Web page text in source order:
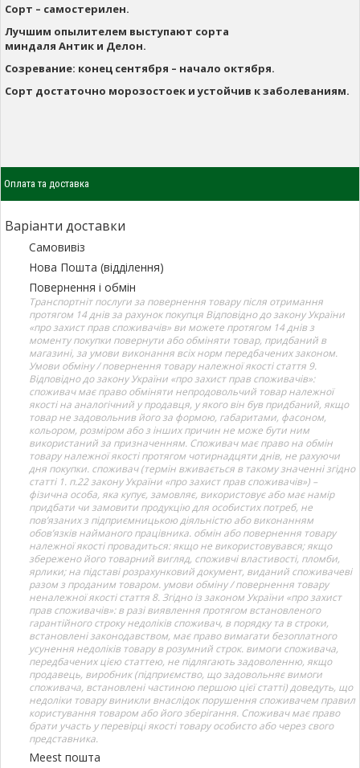
Сорт – самостерилен.
Лучшим опылителем выступают сорта
миндаля Антик и Делон.
Созревание: конец сентября – начало октября.
Сорт достаточно морозостоек и устойчив к заболеваниям.
Оплата та доставка
Варіанти доставки
Самовивіз
Нова Пошта (відділення)
Повернення і обмін
Транспортніт послуги за повернення товару після отримання
протягом 14 днів за рахунок покупця Відповідно до закону України
«про захист прав споживачів» ви можете протягом 14 днів з
моменту покупки повернути або обміняти товар, придбаний в
магазині, за умови виконання всіх норм передбачених законом.
Умови обміну / повернення товару належної якості стаття 9.
Відповідно до закону України «про захист прав споживачів»:
споживач має право обміняти непродовольчий товар належної
якості на аналогічний у продавця, у якого він був придбаний, якщо
товар не задовольнив його за формою, габаритами, фасоном,
кольором, розміром або з інших причин не може бути ним
використаний за призначенням. Споживач має право на обмін
товару належної якості протягом чотирнадцяти днів, не рахуючи
дня покупки. споживач (термін вживається в такому значенні згідно
статті 1. п.22 закону України «про захист прав споживачів») –
фізична особа, яка купує, замовляє, використовує або має намір
придбати чи замовити продукцію для особистих потреб, не
пов’язаних з підприємницькою діяльністю або виконанням
обов’язків найманого працівника. обмін або повернення товару
належної якості провадиться: якщо не використовувався; якщо
збережено його товарний вигляд, споживчі властивості, пломби,
ярлики; на підставі розрахунковий документ, виданий споживачеві
разом з проданим товаром. умови обміну / повернення товару
неналежної якості стаття 8. Згідно із законом України «про захист
прав споживачів»: в разі виявлення протягом встановленого
гарантійного строку недоліків споживач, в порядку та в строки,
встановлені законодавством, має право вимагати безоплатного
усунення недоліків товару в розумний строк. вимоги споживача,
передбачених цією статтею, не підлягають задоволенню, якщо
продавець, виробник (підприємство, що задовольняє вимоги
споживача, встановлені частиною першою цієї статті) доведуть, що
недоліки товару виникли внаслідок порушення споживачем правил
користування товаром або його зберігання. Споживач має право
брати участь у перевірці якості товару особисто або через свого
представника.
Meest пошта